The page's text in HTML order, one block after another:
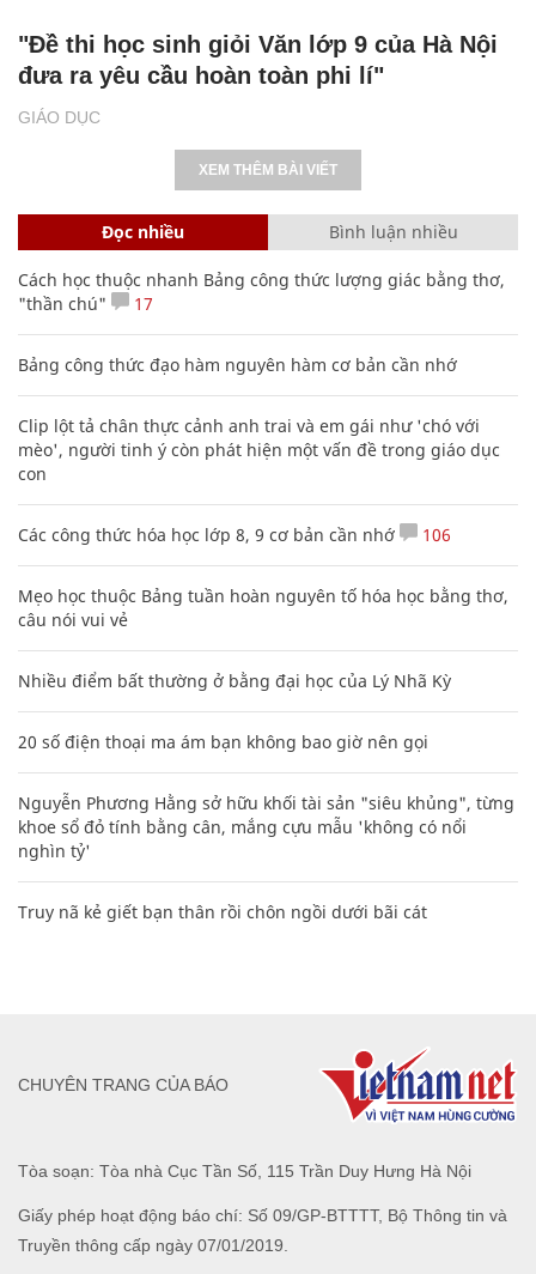
GIÁO DỤC
"Đề thi học sinh giỏi Văn lớp 9 của Hà Nội
đưa ra yêu cầu hoàn toàn phi lí"
XEM THÊM BÀI VIẾT
Đọc nhiều Bình luận nhiều
Cách học thuộc nhanh Bảng công thức lượng giác bằng thơ,
"thần chú"
17
Bảng công thức đạo hàm nguyên hàm cơ bản cần nhớ
Clip lột tả chân thực cảnh anh trai và em gái như 'chó với
mèo', người tinh ý còn phát hiện một vấn đề trong giáo dục
con
Các công thức hóa học lớp 8, 9 cơ bản cần nhớ 106
Mẹo học thuộc Bảng tuần hoàn nguyên tố hóa học bằng thơ,
câu nói vui vẻ
Nhiều điểm bất thường ở bằng đại học của Lý Nhã Kỳ
20 số điện thoại ma ám bạn không bao giờ nên gọi
Nguyễn Phương Hằng sở hữu khối tài sản "siêu khủng", từng
khoe sổ đỏ tính bằng cân, mắng cựu mẫu 'không có nổi
nghìn tỷ'
Truy nã kẻ giết bạn thân rồi chôn ngồi dưới bãi cát
Tòa soạn: Tòa nhà Cục Tần Số, 115 Trần Duy Hưng Hà Nội
Giấy phép hoạt động báo chí: Số 09/GP-BTTTT, Bộ Thông tin và
Truyền thông cấp ngày 07/01/2019.
CHUYÊN TRANG CỦA BÁO